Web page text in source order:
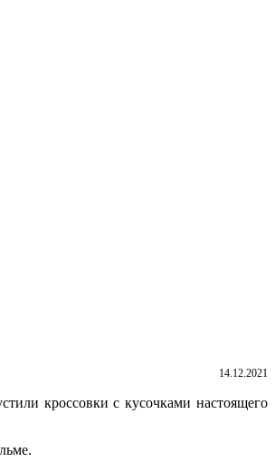
14.12.2021
кроссовки с кусочками настоящего